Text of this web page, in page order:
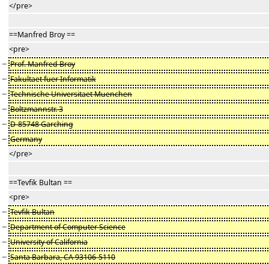
</pre>
==Manfred Broy ==
<pre>
− Prof. Manfred Broy
− Fakultaet fuer Informatik
− Technische Universitaet Muenchen
− Boltzmannstr. 3
− D-85748 Garching
− Germany
</pre>
==Tevfik Bultan ==
<pre>
− Tevfik Bultan
− Department of Computer Science
− University of California
− Santa Barbara, CA 93106-5110